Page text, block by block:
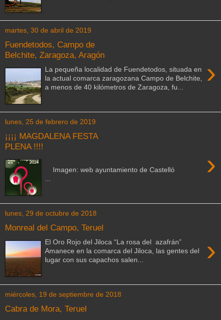
martes, 30 de abril de 2019
Fuendetodos, Campo de
Belchite, Zaragoza, Aragón
›
La pequeña localidad de Fuendetodos, situada en
la actual comarca zaragozana Campo de Belchite,
a menos de 40 kilómetros de Zaragoza, fu...
lunes, 25 de febrero de 2019
¡¡¡¡ MAGDALENA FESTA
PLENA !!!!
›
Imagen: web ayuntamiento de Castelló
lunes, 29 de octubre de 2018
Monreal del Campo, Teruel
›
El Oro Rojo del Jiloca “La rosa del azafrán”
Amanece en la comarca del Jiloca, las gentes del
lugar con sus capachos salen...
miércoles, 19 de septiembre de 2018
Cabra de Mora, Teruel